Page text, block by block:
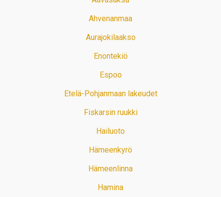
Ahvenanmaa
Aurajokilaakso
Enontekiö
Espoo
Etelä-Pohjanmaan lakeudet
Fiskarsin ruukki
Hailuoto
Hämeenkyrö
Hämeenlinna
Hamina